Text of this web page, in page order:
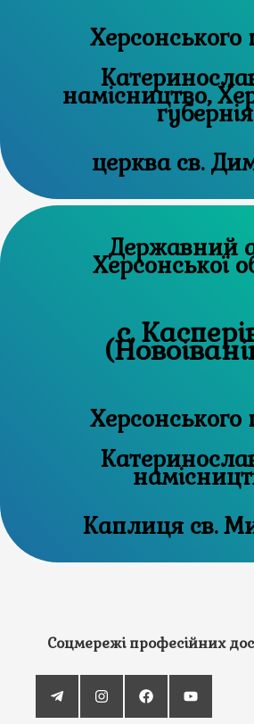
Херсонського
намісництво,
губернія
церква св.
Державний
Херсонської
с.
Херсонського
Каплиця св.
Соцмережі професійних